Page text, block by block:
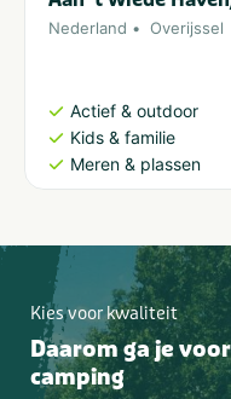
Nederland Overijssel
Actief & outdoor
Kids & familie
Meren & plassen
Kies voor kwaliteit
Daarom ga je
camping